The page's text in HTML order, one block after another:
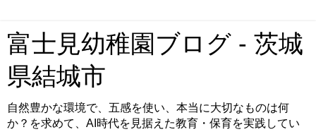
富士見幼稚園ブログ - 茨城
県結城市
自然豊かな環境で、五感を使い、本当に大切なものは何
か？を求めて、AI時代を見据えた教育・保育を実践してい